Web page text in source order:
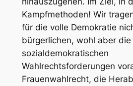
Kampfmethoden! Wir
für die volle Demokratie
bürgerlichen, wohl aber die
sozialdemokratischen
Wahlrechtsforderungen
Frauenwahlrecht, die